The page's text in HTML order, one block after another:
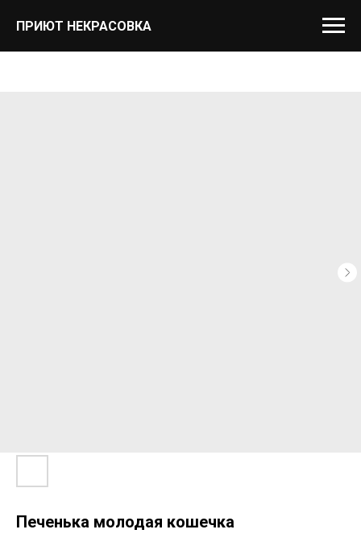
ПРИЮТ НЕКРАСОВКА
Печенька молодая кошечка